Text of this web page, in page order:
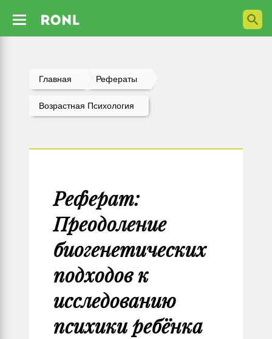
Главная Рефераты
Возрастная Психология
Реферат:
Преодоление
биогенетических
подходов к
исследованию
психики ребёнка